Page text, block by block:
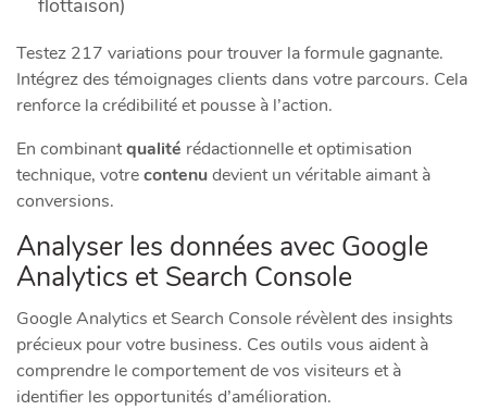
Testez 217 variations pour trouver la formule gagnante.
Intégrez des témoignages clients dans votre parcours. Cela
renforce la crédibilité et pousse à l’action.
En combinantqualité rédactionnelle et optimisation
technique, votrecontenudevient un véritable aimant à
conversions.
Analyser les données avec Google
Analytics et Search Console
Google Analytics et Search Console révèlent des insights
précieux pour votre business. Ces outils vous aident à
comprendre le comportement de vos visiteurs et à
identifier les opportunités d’amélioration.